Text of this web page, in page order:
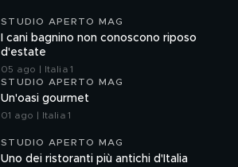
STUDIO APERTO MAG
I cani bagnino non conoscono riposo
d'estate
05 ago | Italia 1
STUDIO APERTO MAG
Un'oasi gourmet
01 ago | Italia 1
STUDIO APERTO MAG
Uno dei ristoranti più antichi d'Italia